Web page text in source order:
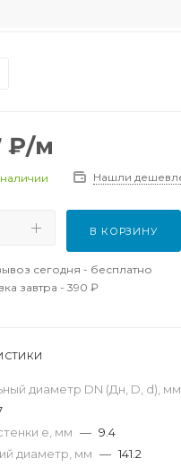
₽/м
Нашли
В КОРЗИНУ
сегодня - бесплатно
завтра - 390 ₽
диаметр DN (Дн, D, d), мм
e, мм — 9.4
диаметр, мм — 141.2